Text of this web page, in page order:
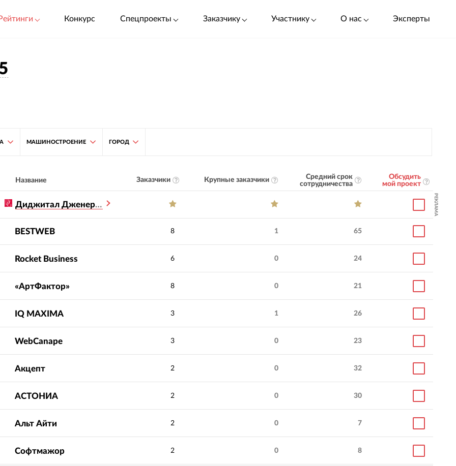
Конкурс Спецпроекты Заказчику Участнику О нас Эксперты
МАШИНОСТРОЕНИЕ ГОРОД
Название Заказчики Крупные заказчики
Средний срок
сотрудничества
Обсудить
мой проект
Диджитал Дженерейшен РЕКЛАМА
BESTWEB 8 1 65
Rocket Business 6 0 24
«АртФактор» 8 0 21
IQ МAXIMA 3 1 26
WebCanape 3 0 23
Акцепт 2 0 32
АСТОНИА 2 0 30
Альт Айти 2 0 7
Софтмажор 2 0 8